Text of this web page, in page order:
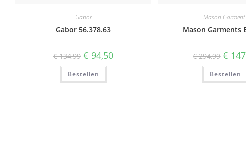
Gabor
Gabor 56.378.63
€134,99 Oorspronkelijke
prijs
was:
€ 134,99.
€ 94,50Huidige
Bestellen
Mason
Mason Garments
€294,99 prijs
was:
€
€
Bestellen